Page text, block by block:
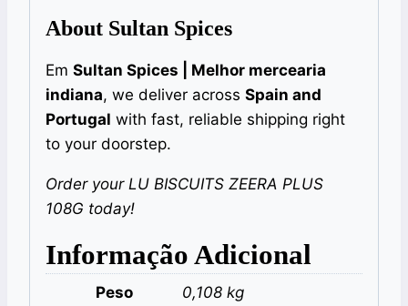
About Sultan Spices
Em Sultan Spices | Melhor mercearia
indiana, we deliver across Spain and
Portugal with fast, reliable shipping right
to your doorstep.
Order your LU BISCUITS ZEERA PLUS
108G today!
Informação Adicional
Peso 0,108 kg